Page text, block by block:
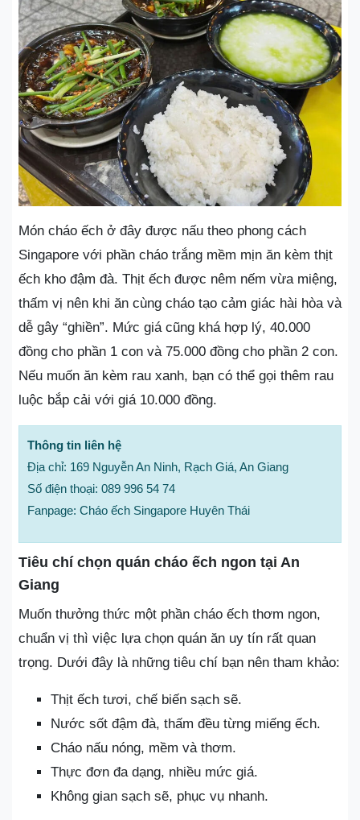
Món cháo ếch ở đây được nấu theo phong cách
Singapore với phần cháo trắng mềm mịn ăn kèm thịt
ếch kho đậm đà. Thịt ếch được nêm nếm vừa miệng,
thấm vị nên khi ăn cùng cháo tạo cảm giác hài hòa và
dễ gây “ghiền”. Mức giá cũng khá hợp lý, 40.000
đồng cho phần 1 con và 75.000 đồng cho phần 2 con.
Nếu muốn ăn kèm rau xanh, bạn có thể gọi thêm rau
luộc bắp cải với giá 10.000 đồng.
Thông tin liên hệ
Địa chỉ: 169 Nguyễn An Ninh, Rạch Giá, An Giang
Số điện thoại: 089 996 54 74
Fanpage: Cháo ếch Singapore Huyên Thái
Tiêu chí chọn quán cháo ếch ngon tại An
Giang
Muốn thưởng thức một phần cháo ếch thơm ngon,
chuẩn vị thì việc lựa chọn quán ăn uy tín rất quan
trọng. Dưới đây là những tiêu chí bạn nên tham khảo:
Thịt ếch tươi, chế biến sạch sẽ.
Nước sốt đậm đà, thấm đều từng miếng ếch.
Cháo nấu nóng, mềm và thơm.
Thực đơn đa dạng, nhiều mức giá.
Không gian sạch sẽ, phục vụ nhanh.